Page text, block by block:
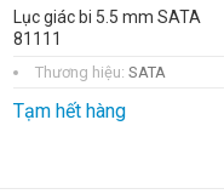
Lục giác bi 5.5 mm SATA
81111
Thương hiệu: SATA
Tạm hết hàng